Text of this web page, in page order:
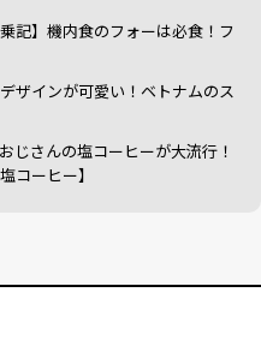
記】機内食のフォーは必食！フ
ザインが可愛い！ベトナムのス
じさんの塩コーヒーが大流行！
コーヒー】